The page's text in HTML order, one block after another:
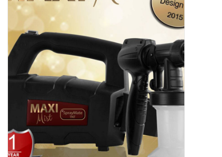
Verzorging / Accessoires
Onderdelen
Ventilatoren / Afzuiging
Salon kleding
Vraag hier om een vrijblijvend